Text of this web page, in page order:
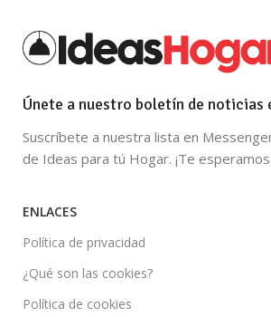
Únete a nuestro boletín de noticias
Suscríbete a nuestra lista en
de Ideas para tú Hogar. ¡Te
ENLACES
Política de privacidad
¿Qué son las cookies?
Política de cookies